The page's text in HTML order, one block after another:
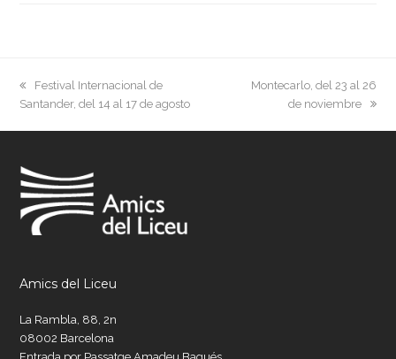
previous
post:
Festival Internacional de
Santander, del 14 al 17 de agosto
next
Montecarlo, del 23 al 26
de noviembre
Amics del Liceu
La Rambla, 88, 2n
08002 Barcelona